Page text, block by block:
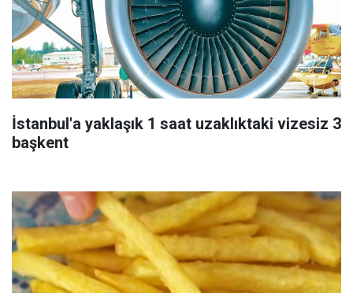
İstanbul'a yaklaşık 1 saat uzaklıktaki vizesiz 3
başkent